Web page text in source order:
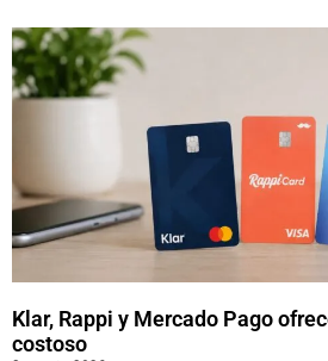
Klar, Rappi y Mercado Pago
costoso